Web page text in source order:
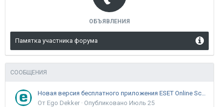
ОБЪЯВЛЕНИЯ
Памятка участника форума
СООБЩЕНИЯ
Новая версия бесплатного приложения ESET Online Scanner доступна пользователям
От Ego Dekker · Опубликовано Июль 25